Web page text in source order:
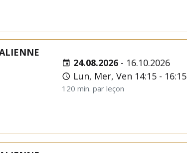
24.08.2026 - 16.10.2026
Lun, Mer, Ven 14:15 - 16:15
120 min. par leçon